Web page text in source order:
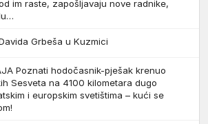
im raste, zapošljavaju nove radnike,
Grbeša u Kuzmici
Poznati hodočasnik-pješak krenuo
Sesveta na 4100 kilometara dugo
i europskim svetištima – kući se